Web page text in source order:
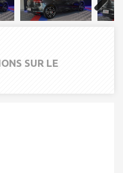
Next
SUR LE